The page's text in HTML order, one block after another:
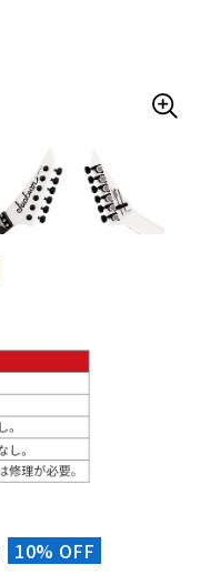
レコーディング機器
ヴィンテージ
10% OFF